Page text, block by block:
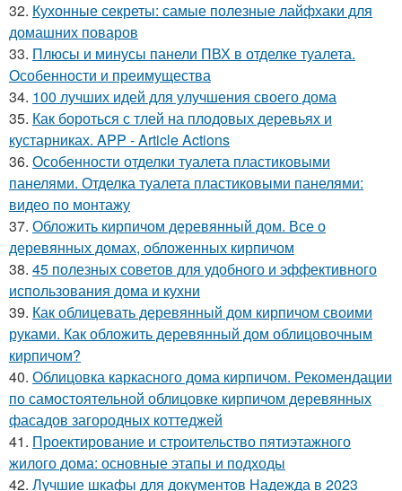
32. Кухонные секреты: самые полезные лайфхаки для
домашних поваров
33. Плюсы и минусы панели ПВХ в отделке туалета.
Особенности и преимущества
34. 100 лучших идей для улучшения своего дома
35. Как бороться с тлей на плодовых деревьях и
кустарниках. APP - Article Actions
36. Особенности отделки туалета пластиковыми
панелями. Отделка туалета пластиковыми панелями:
видео по монтажу
37. Обложить кирпичом деревянный дом. Все о
деревянных домах, обложенных кирпичом
38. 45 полезных советов для удобного и эффективного
использования дома и кухни
39. Как облицевать деревянный дом кирпичом своими
руками. Как обложить деревянный дом облицовочным
кирпичом?
40. Облицовка каркасного дома кирпичом. Рекомендации
по самостоятельной облицовке кирпичом деревянных
фасадов загородных коттеджей
41. Проектирование и строительство пятиэтажного
жилого дома: основные этапы и подходы
42. Лучшие шкафы для документов Надежда в 2023